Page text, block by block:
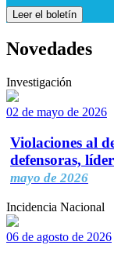
Leer el boletín
Novedades
Investigación
02 de mayo de 2026
Violaciones al
defensoras,
mayo de 2026
Incidencia Nacional
06 de agosto de 2026